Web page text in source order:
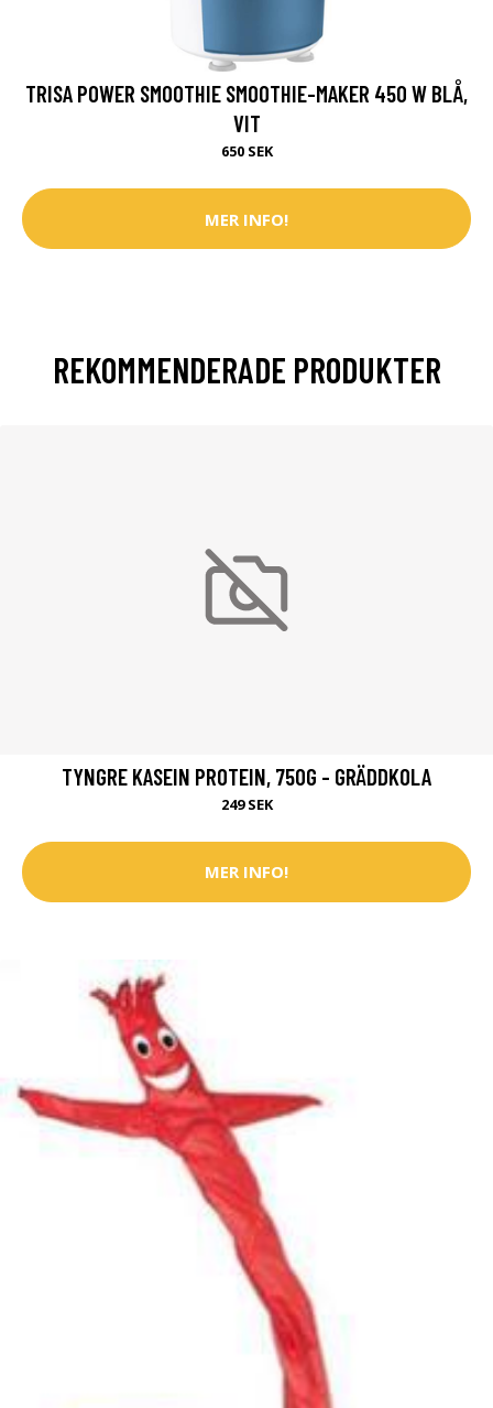
TRISA POWER SMOOTHIE SMOOTHIE-MAKER 450 W BLÅ,
VIT
650 SEK
MER INFO!
REKOMMENDERADE PRODUKTER
TYNGRE KASEIN PROTEIN, 750G - GRÄDDKOLA
249 SEK
MER INFO!